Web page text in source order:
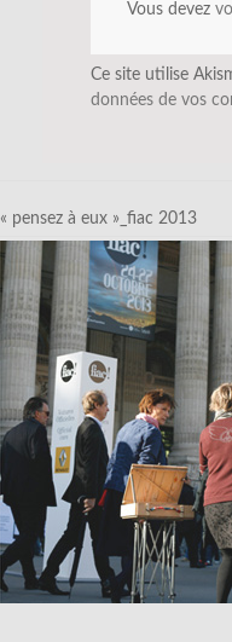
Vous devez
Ce site utilise
données de vos
« pensez à eux »_fiac 2013